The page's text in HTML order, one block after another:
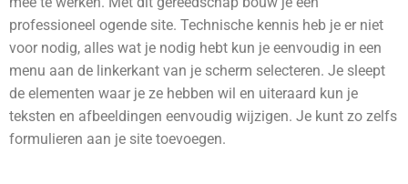
professioneel ogende site. Technische kennis heb je er niet
voor nodig, alles wat je nodig hebt kun je eenvoudig in een
menu aan de linkerkant van je scherm selecteren. Je sleept
de elementen waar je ze hebben wil en uiteraard kun je
teksten en afbeeldingen eenvoudig wijzigen. Je kunt zo zelfs
formulieren aan je site toevoegen.